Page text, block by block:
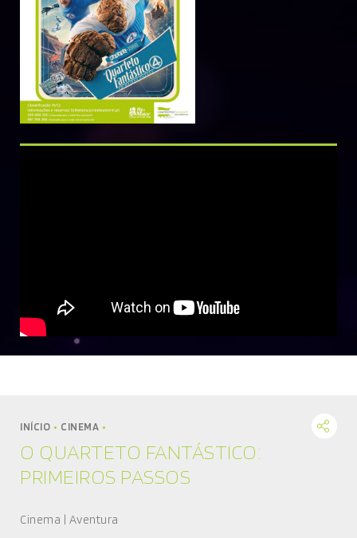
BILHETEIRA
CINEMA
TEATRO
DANÇA
MÚSICA
DIVERSOS
INÍCIO CINEMA
O QUARTETO FANTÁSTICO:
PRIMEIROS PASSOS
Cinema | Aventura